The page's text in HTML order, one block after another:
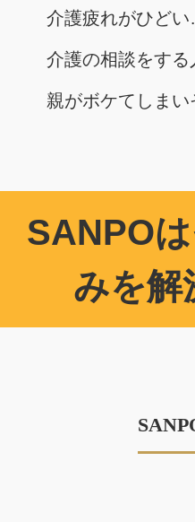
介護疲れがひど
介護の相談をす
親がボケてしま
SANPO
みを解